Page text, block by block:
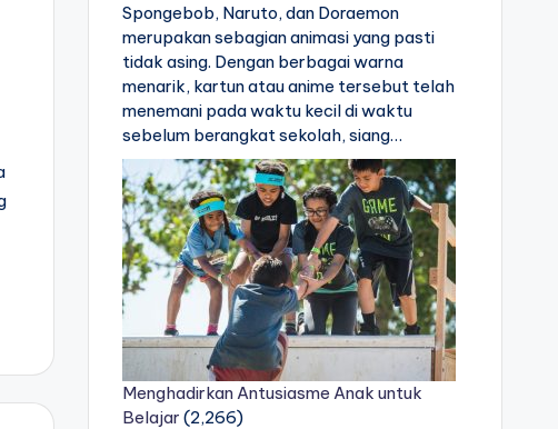
Spongebob, Naruto, dan Doraemon
merupakan sebagian animasi yang pasti
tidak asing. Dengan berbagai warna
menarik, kartun atau anime tersebut telah
menemani pada waktu kecil di waktu
sebelum berangkat sekolah, siang…
Menghadirkan Antusiasme Anak untuk
Belajar (2,266)